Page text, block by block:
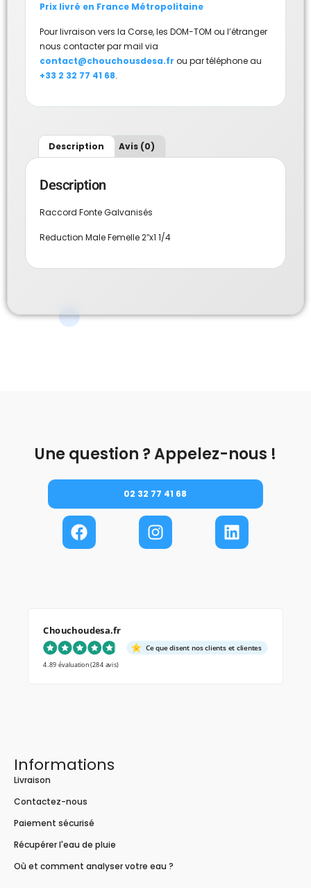
Prix livré en France Métropolitaine
Pour livraison vers la Corse, les DOM-TOM ou l’étranger
nous contacter par mail via
contact@chouchousdesa.fr ou par téléphone au
+33 2 32 77 41 68.
Description Avis (0)
Description
Raccord Fonte Galvanisés
Reduction Male Femelle 2″x1 1/4
Une question ? Appelez-nous !
02 32 77 41 68
Chouchoudesa.fr
Ce que disent nos clients et clientes
4.89 évaluation(284 avis)
Informations
Livraison
Contactez-nous
Paiement sécurisé
Récupérer l'eau de pluie
Où et comment analyser votre eau ?